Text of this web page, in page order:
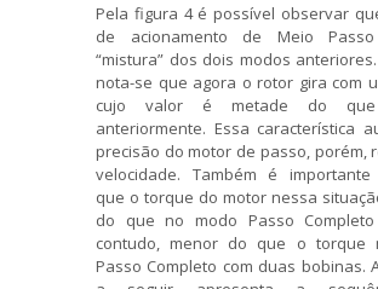
Pela figura 4 é possível observar
de acionamento de Meio
“mistura” dos dois modos
nota-se que agora o rotor gira com
cujo valor é metade do que
anteriormente. Essa característica
precisão do motor de passo, porém,
velocidade. Também é importante
que o torque do motor nessa
do que no modo Passo Completo
contudo, menor do que o torque
Passo Completo com duas bobinas.